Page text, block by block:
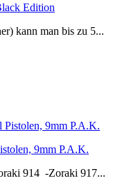
Edition
kann man bis zu 5...
9mm P.A.K.
914 -Zoraki 917...